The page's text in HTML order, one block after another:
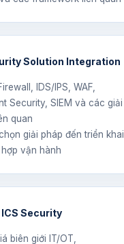
Solution Integration
IDS/IPS, WAF,
Security, SIEM và các giải
quan
giải pháp đến triển khai
vận hành
ICS Security
biên giới IT/OT,